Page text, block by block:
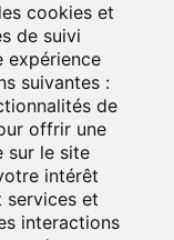
cookies et
de suivi
expérience
suivantes :
de
offrir une
sur le site
intérêt
services et
interactions